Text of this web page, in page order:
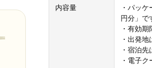
内容量
・パッ
円分」で
・有効
・出発
・宿泊
・電子